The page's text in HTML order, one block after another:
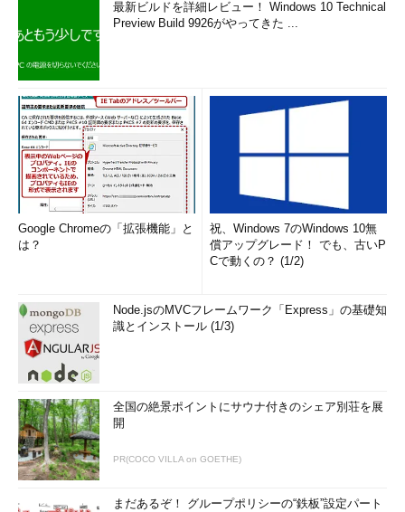
最新ビルドを詳細レビュー！ Windows 10 Technical
Preview Build 9926がやってきた ...
Google Chromeの「拡張機能」と
は？
祝、Windows 7のWindows 10無
償アップグレード！ でも、古いP
Cで動くの？ (1/2)
Node.jsのMVCフレームワーク「Express」の基礎知
識とインストール (1/3)
全国の絶景ポイントにサウナ付きのシェア別荘を展
開
PR(COCO VILLA on GOETHE)
まだあるぞ！ グループポリシーの“鉄板”設定パート